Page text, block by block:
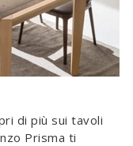
di più sui tavoli
Prisma ti